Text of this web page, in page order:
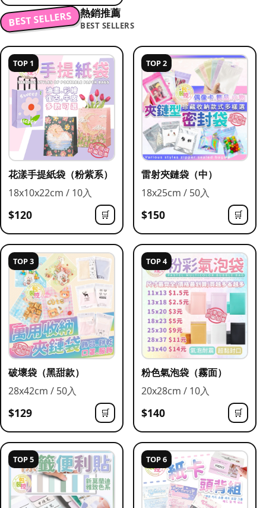
BEST SELLERS 熱銷推薦
BEST SELLERS
TOP 1
花漾手提紙袋（粉紫系）
18x10x22cm / 10入
$120 🛒
TOP 2
雷射夾鏈袋（中）
18x25cm / 50入
$150 🛒
TOP 3
破壞袋（黑甜款）
28x42cm / 50入
$129 🛒
TOP 4
粉色氣泡袋（霧面）
20x28cm / 10入
$140 🛒
TOP 5 TOP 6